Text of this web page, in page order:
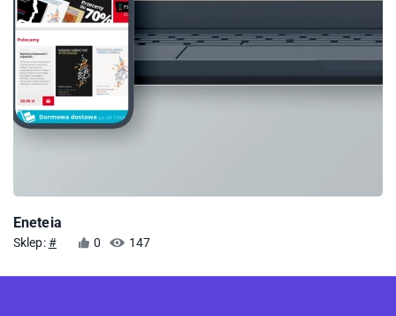
Eneteia
Sklep:# 0 147